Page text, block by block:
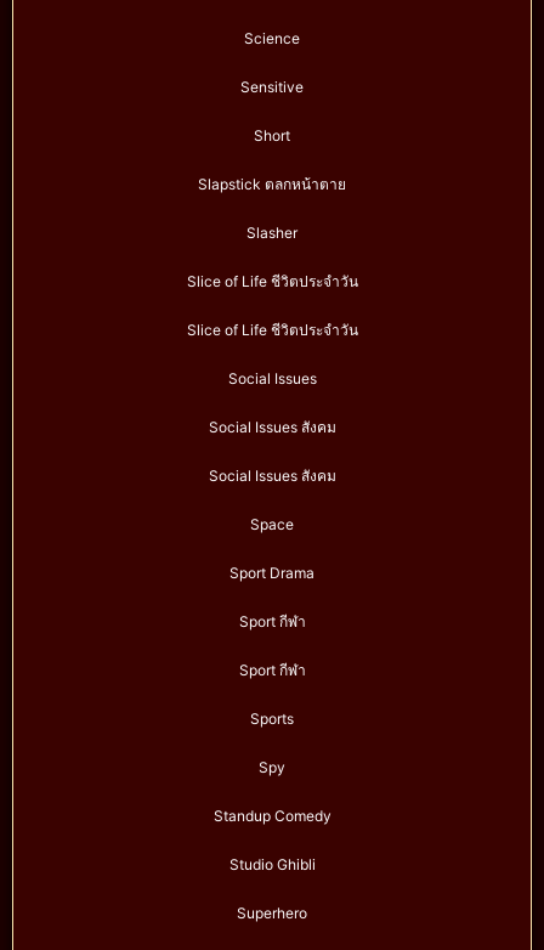
Science
Sensitive
Short
Slapstick ตลกหน้าตาย
Slasher
Slice of Life ชีวิตประจำวัน
Slice of Life ชีวิตประจำวัน
Social Issues
Social Issues สังคม
Social Issues สังคม
Space
Sport Drama
Sport กีฬา
Sport กีฬา
Sports
Spy
Standup Comedy
Studio Ghibli
Superhero